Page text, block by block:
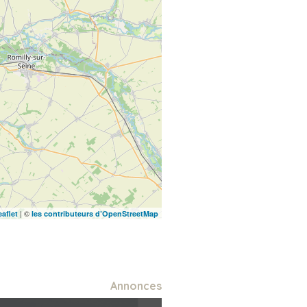
| © les contributeurs d’OpenStreetMap
Annonces